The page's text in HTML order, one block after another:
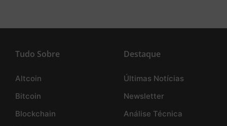
Tudo Sobre
Altcoin
Bitcoin
Blockchain
Destaque
Últimas Notícias
Newsletter
Análise Técnica